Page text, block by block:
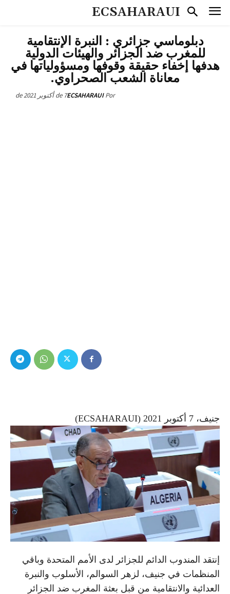
ECSAHARAUI
دبلوماسي جزائري : النبرة الإنتقامية
للمغرب ضد الجزائر والهيئات الدولية
هدفها إخفاء حقيقة وقوفها ومسؤولياتها في
معاناة الشعب الصحراوي.
Por
ECSAHARAUI7 de أكتوبر de 2021
جنيف، 7 أكتوبر 2021 (ECSAHARAUI)
إنتقد المندوب الدائم للجزائر لدى الأمم المتحدة وباقي
المنظمات في جنيف، لزهر السوالم، الأسلوب والنبرة
العدائية والانتقامية من قبل بعثة المغرب ضد الجزائر